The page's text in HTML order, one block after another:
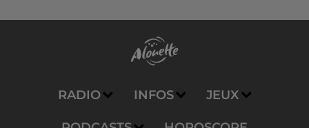
RADIO INFOS JEUX